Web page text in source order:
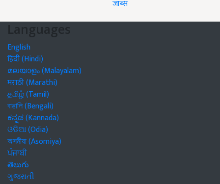
जॉब्स
Languages
English
हिंदी (Hindi)
മലയാളം (Malayalam)
मराठी (Marathi)
தமிழ் (Tamil)
বাঙালি (Bengali)
ಕನ್ನಡ (Kannada)
ଓଡିଆ (Odia)
অসমীয়া (Asomiya)
ਪੰਜਾਬੀ
తెలుగు
ગુજરાતી